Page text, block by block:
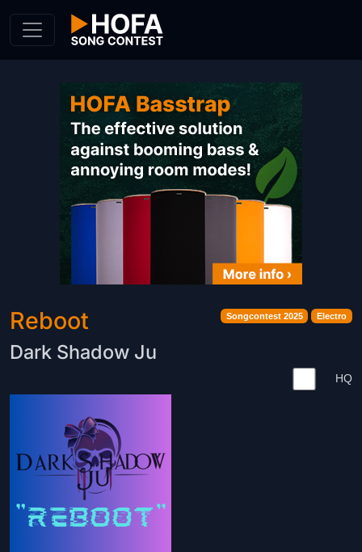
Songcontest 2025 Electro
Reboot
Dark Shadow Ju
HQ